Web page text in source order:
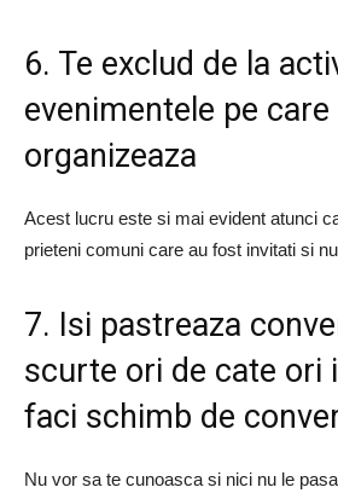
6. Te exclud de la
evenimentele pe care
organizeaza
Acest lucru este si mai evident atunci
prieteni comuni care au fost invitati si
7. Isi pastreaza
scurte ori de cate ori
faci schimb de
Nu vor sa te cunoasca si nici nu le